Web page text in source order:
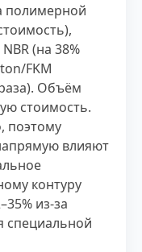
полимерной
(на 38%
FKM
Объём
стоимость.
поэтому
влияют
контуру
из-за
специальной